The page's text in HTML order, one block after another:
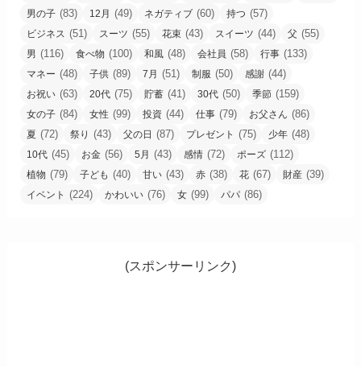
男の子 (83) 12月 (49) ネガティブ (60) 持つ (57)
ビジネス (51) スーツ (55) 花束 (43) スイーツ (44) 父 (55)
男 (116) 食べ物 (100) 和風 (48) 会社員 (58) 行事 (133)
マネー (48) 子供 (89) 7月 (51) 制服 (50) 感謝 (44)
お祝い (63) 20代 (75) 貯蓄 (41) 30代 (50) 季節 (159)
女の子 (84) 女性 (99) 投資 (44) 仕事 (79) お父さん (86)
夏 (72) 祭り (43) 父の日 (87) プレゼント (75) 少年 (48)
10代 (45) お金 (56) 5月 (43) 感情 (72) ポーズ (112)
植物 (79) 子ども (40) 甘い (43) 赤 (38) 花 (67) 財産 (39)
イベント (224) かわいい (76) 女 (99) パパ (86)
(スポンサーリンク)